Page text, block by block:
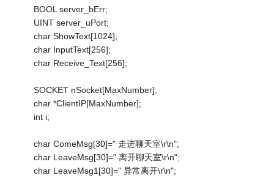
BOOL server_bErr;
UINT server_uPort;
char ShowText[1024];
char InputText[256];
char Receive_Text[256];
SOCKET nSocket[MaxNumber];
char *ClientIP[MaxNumber];
int i;
char ComeMsg[30]=" 走进聊天室\r\n";
char LeaveMsg[30]=" 离开聊天室\r\n";
char LeaveMsg1[30]=" 异常离开\r\n";